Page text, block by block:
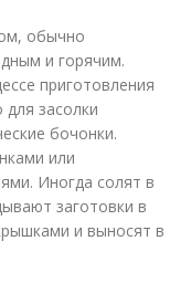
обычно
и горячим.
приготовления
засолки
бочонки.
или
Иногда солят в
заготовки в
и выносят в